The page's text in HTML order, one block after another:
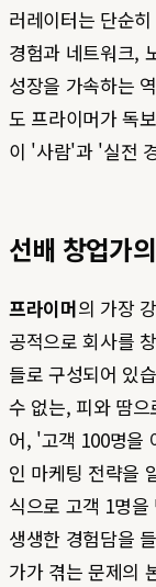
러레이터는 단순
경험과 네트워크,
성장을 가속하는
도 프라이머가 독
이 '사람'과 '실전
선배 창업가
프라이머의 가장
공적으로 회사를
들로 구성되어 있
수 없는, 피와 땀
어, '고객 100명을
인 마케팅 전략을
식으로 고객 1명
생생한 경험담을
가가 겪는 문제의